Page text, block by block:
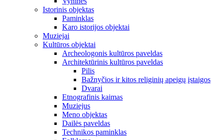
Istorinis objektas
Paminklas
Karo istorijos objektai
Muziejai
Kultūros objektai
Archeologonis kultūros paveldas
Architektūrinis kultūros paveldas
Pilis
Bažnyčios ir kitos religinių apeigų įstaigos
Dvarai
Etnografinis kaimas
Muziejus
Meno objektas
Dailės paveldas
Technikos paminklas